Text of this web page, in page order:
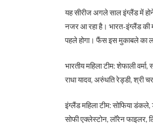
यह सीरीज अगले साल इंग्लैंड में
नजर आ रहा है। भारत-इंग्लैंड की
पहले होगा। फैंस इस मुकाबले का
भारतीय महिला टीम: शेफाली
राधा यादव, अरुंधति रेड्डी, श्री
इंग्लैंड महिला टीम: सोफिया
सोफी एक्लेस्टोन, लॉरेन फाइलर,